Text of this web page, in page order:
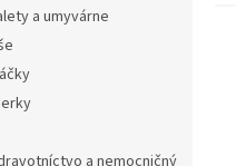
a umyvárne
a nemocničný